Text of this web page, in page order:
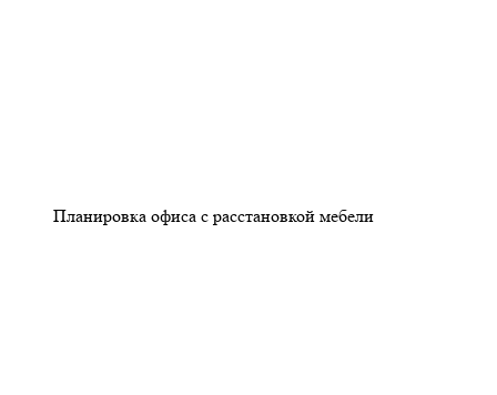
Планировка офиса с расстановкой мебели